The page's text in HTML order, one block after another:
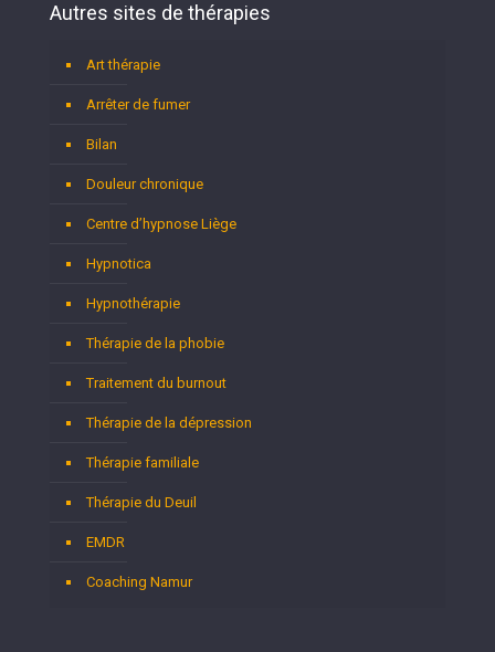
Autres sites de thérapies
Art thérapie
Arrêter de fumer
Bilan
Douleur chronique
Centre d’hypnose Liège
Hypnotica
Hypnothérapie
Thérapie de la phobie
Traitement du burnout
Thérapie de la dépression
Thérapie familiale
Thérapie du Deuil
EMDR
Coaching Namur